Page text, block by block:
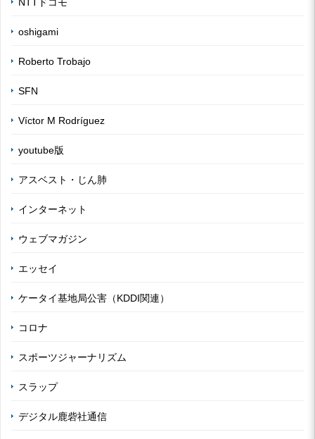
oshigami
Roberto Trobajo
SFN
Víctor M Rodríguez
youtube版
アスベスト・じん肺
インターネット
ウェブマガジン
エッセイ
ケータイ基地局公害（KDDI関連）
コロナ
スポーツジャーナリズム
スラップ
デジタル鹿砦社通信